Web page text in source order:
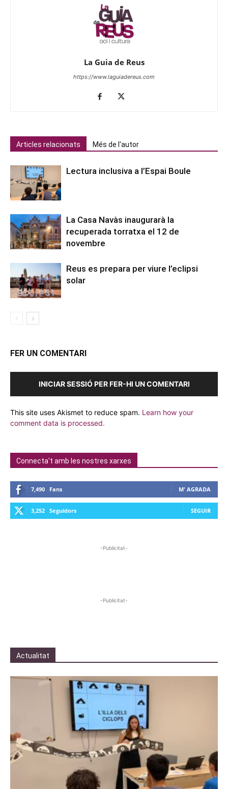
La Guia de Reus
https://www.laguiadereus.com
Articles relacionats Més de l'autor
Lectura inclusiva a l’Espai Boule
La Casa Navàs inaugurarà la
recuperada torratxa el 12 de
novembre
Reus es prepara per viure l’eclipsi
solar
FER UN COMENTARI
INICIAR SESSIÓ PER FER-HI UN COMENTARI
This site uses Akismet to reduce spam. Learn how your
comment data is processed.
Connecta't amb les nostres xarxes
7,490 Fans M' AGRADA
3,252 Seguidors SEGUIR
-Publicitat-
-Publicitat-
Actualitat